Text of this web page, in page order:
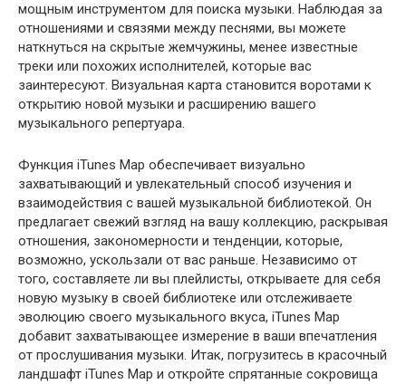
мощным инструментом для поиска музыки. Наблюдая за
отношениями и связями между песнями, вы можете
наткнуться на скрытые жемчужины, менее известные
треки или похожих исполнителей, которые вас
заинтересуют. Визуальная карта становится воротами к
открытию новой музыки и расширению вашего
музыкального репертуара.
Функция iTunes Map обеспечивает визуально
захватывающий и увлекательный способ изучения и
взаимодействия с вашей музыкальной библиотекой. Он
предлагает свежий взгляд на вашу коллекцию, раскрывая
отношения, закономерности и тенденции, которые,
возможно, ускользали от вас раньше. Независимо от
того, составляете ли вы плейлисты, открываете для себя
новую музыку в своей библиотеке или отслеживаете
эволюцию своего музыкального вкуса, iTunes Map
добавит захватывающее измерение в ваши впечатления
от прослушивания музыки. Итак, погрузитесь в красочный
ландшафт iTunes Map и откройте спрятанные сокровища